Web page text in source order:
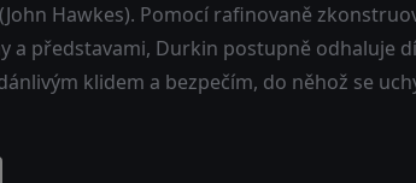
Hawkes). Pomocí rafinovaně
a představami, Durkin postupně odhaluje
klidem a bezpečím, do něhož se